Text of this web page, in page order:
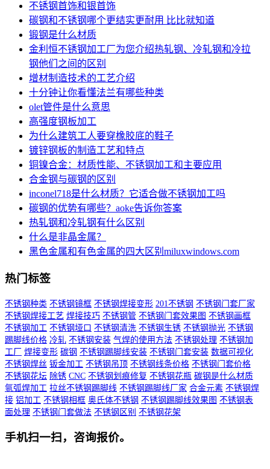
不锈钢首饰和银首饰
碳钢和不锈钢哪个更结实更耐用 比比就知道
锻钢是什么材质
金利恒不锈钢加工厂为您介绍热轧钢、冷轧钢和冷拉
钢他们之间的区别
增材制造技术的工艺介绍
十分钟让你看懂法兰有哪些种类
olet管件是什么意思
高强度钢板加工
为什么建筑工人要穿橡胶底的鞋子
镀锌钢板的制造工艺和特点
铜镍合金：材质性能、不锈钢加工和主要应用
合金钢与碳钢的区别
inconel718是什么材质？它适合做不锈钢加工吗
碳钢的优势有哪些？aoke告诉你答案
热轧钢和冷轧钢有什么区别
什么是非晶金属？
黑色金属和有色金属的四大区别miluxwindows.com
热门标签
不锈钢种类 不锈钢镜框 不锈钢焊接变形 201不锈钢 不锈钢门套厂家
不锈钢焊接工艺 焊接技巧 不锈钢管 不锈钢门套效果图 不锈钢画框
不锈钢加工 不锈钢垭口 不锈钢清洗 不锈钢生锈 不锈钢抛光 不锈钢
踢脚线价格 冷轧 不锈钢安装 气焊的使用方法 不锈钢处理 不锈钢加
工厂 焊接变形 碳钢 不锈钢踢脚线安装 不锈钢门套安装 数据可视化
不锈钢焊丝 钣金加工 不锈钢吊顶 不锈钢线条价格 不锈钢门套价格
不锈钢花坛 除锈 CNC 不锈钢划痕修复 不锈钢花瓶 碳钢是什么材质
氩弧焊加工 拉丝不锈钢踢脚线 不锈钢踢脚线厂家 合金元素 不锈钢焊
接 铝加工 不锈钢相框 奥氏体不锈钢 不锈钢踢脚线效果图 不锈钢表
面处理 不锈钢门套做法 不锈钢区别 不锈钢花架
手机扫一扫，咨询报价。